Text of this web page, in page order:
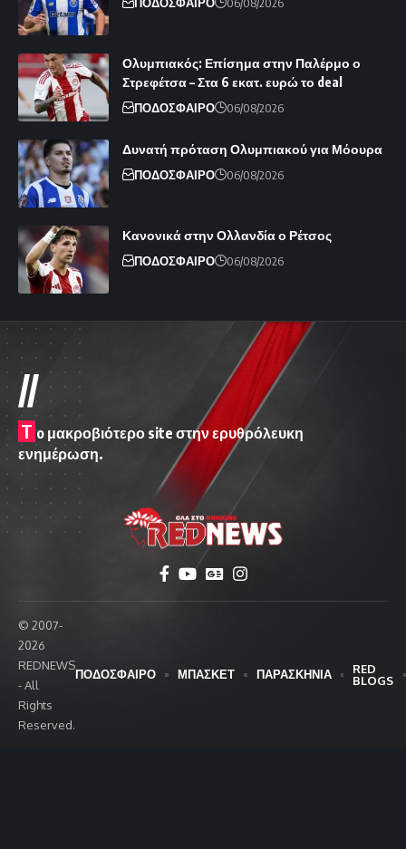
Ολυμπιακός: Επίσημα στην Παλέρμο ο
Στρεφέτσα – Στα 6 εκατ. ευρώ το deal
ΠΟΔΟΣΦΑΙΡΟ 06/08/2026
Δυνατή πρόταση Ολυμπιακού για Μόουρα
ΠΟΔΟΣΦΑΙΡΟ 06/08/2026
Κανονικά στην Ολλανδία ο Ρέτσος
ΠΟΔΟΣΦΑΙΡΟ 06/08/2026
//
T o μακροβιότερο site στην ερυθρόλευκη
ενημέρωση.
© 2007-
2026
REDNEWS
- All
Rights
Reserved.
ΠΟΔΟΣΦΑΙΡΟ ΜΠΑΣΚΕΤ ΠΑΡΑΣΚΗΝΙΑ
RED
BLOGS